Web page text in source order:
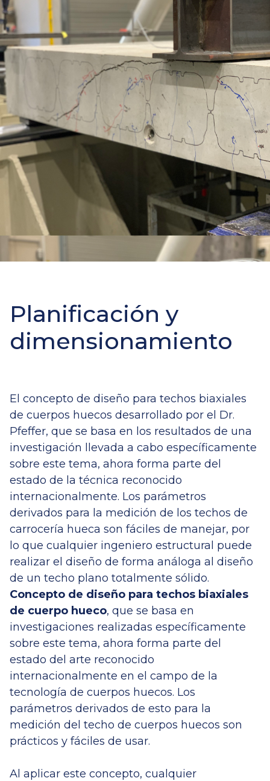
Planificación y
dimensionamiento
El concepto de diseño para techos biaxiales
de cuerpos huecos desarrollado por el Dr.
Pfeffer, que se basa en los resultados de una
investigación llevada a cabo específicamente
sobre este tema, ahora forma parte del
estado de la técnica reconocido
internacionalmente. Los parámetros
derivados para la medición de los techos de
carrocería hueca son fáciles de manejar, por
lo que cualquier ingeniero estructural puede
realizar el diseño de forma análoga al diseño
de un techo plano totalmente sólido.
Concepto de diseño para techos biaxiales
de cuerpo hueco, que se basa en
investigaciones realizadas específicamente
sobre este tema, ahora forma parte del
estado del arte reconocido
internacionalmente en el campo de la
tecnología de cuerpos huecos. Los
parámetros derivados de esto para la
medición del techo de cuerpos huecos son
prácticos y fáciles de usar.
Al aplicar este concepto, cualquier